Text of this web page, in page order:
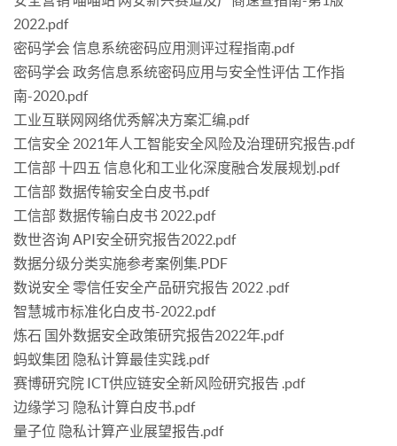
2022.pdf
密码学会 信息系统密码应用测评过程指南.pdf
密码学会 政务信息系统密码应用与安全性评估 工作指
南-2020.pdf
工业互联网网络优秀解决方案汇编.pdf
工信安全 2021年人工智能安全风险及治理研究报告.pdf
工信部 十四五 信息化和工业化深度融合发展规划.pdf
工信部 数据传输安全白皮书.pdf
工信部 数据传输白皮书 2022.pdf
数世咨询 API安全研究报告2022.pdf
数据分级分类实施参考案例集.PDF
数说安全 零信任安全产品研究报告 2022 .pdf
智慧城市标准化白皮书-2022.pdf
炼石 国外数据安全政策研究报告2022年.pdf
蚂蚁集团 隐私计算最佳实践.pdf
赛博研究院 ICT供应链安全新风险研究报告 .pdf
边缘学习 隐私计算白皮书.pdf
量子位 隐私计算产业展望报告.pdf